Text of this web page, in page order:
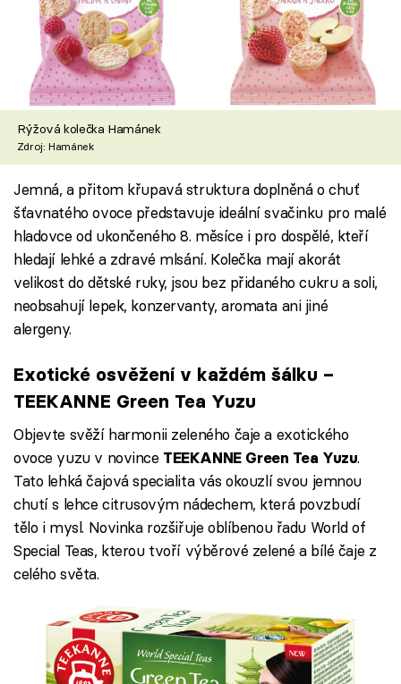
Rýžová kolečka Hamánek
Zdroj: Hamánek
Jemná, a přitom křupavá struktura doplněná o chuť
šťavnatého ovoce představuje ideální svačinku pro malé
hladovce od ukončeného 8. měsíce i pro dospělé, kteří
hledají lehké a zdravé mlsání. Kolečka mají akorát
velikost do dětské ruky, jsou bez přidaného cukru a soli,
neobsahují lepek, konzervanty, aromata ani jiné
alergeny.
Exotické osvěžení v každém šálku –
TEEKANNE Green Tea Yuzu
Objevte svěží harmonii zeleného čaje a exotického
ovoce yuzu v novince TEEKANNE Green Tea Yuzu.
Tato lehká čajová specialita vás okouzlí svou jemnou
chutí s lehce citrusovým nádechem, která povzbudí
tělo i mysl. Novinka rozšiřuje oblíbenou řadu World of
Special Teas, kterou tvoří výběrové zelené a bílé čaje z
celého světa.